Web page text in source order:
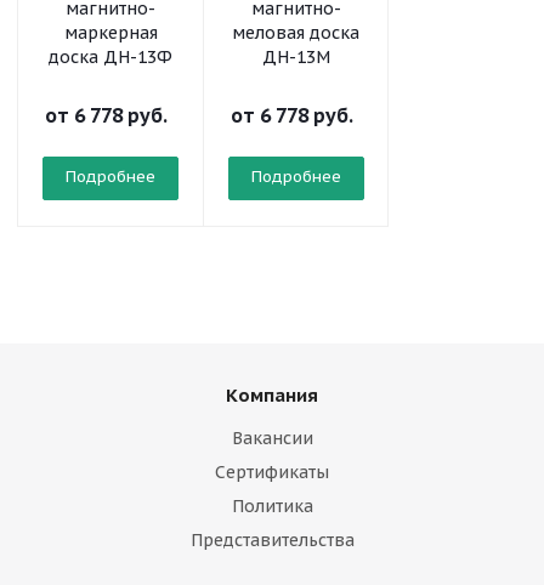
магнитно-
маркерная
доска ДН-13Ф
от 6 778 руб.
Подробнее
магнитно-
меловая доска
ДН-13М
от 6 778 руб.
Подробнее
Компания
Вакансии
Сертификаты
Политика
Представительства